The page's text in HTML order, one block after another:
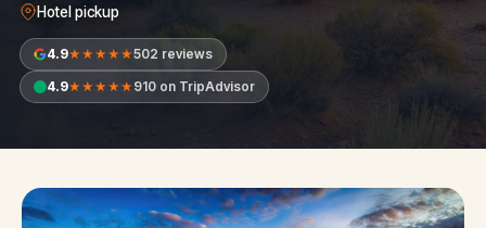
Hotel pickup
4.9★★★★★502 reviews
4.9★★★★★ 910 on TripAdvisor